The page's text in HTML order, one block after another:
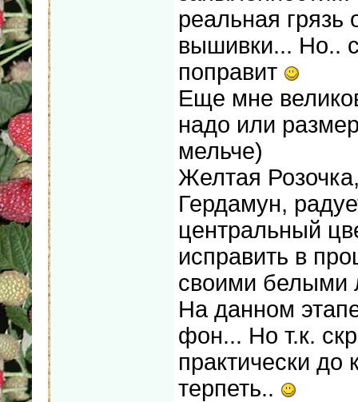
реальная грязь
вышивки... Но..
поправит
Еще мне
надо или
мельче)
Желтая
Гердамун,
центральный
исправить в
своими белыми
На данном
фон... Но т.к.
практически до
терпеть..